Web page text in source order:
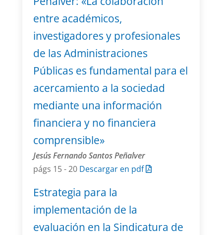
entre académicos,
investigadores y profesionales
de las Administraciones
Públicas es fundamental para el
acercamiento a la sociedad
mediante una información
financiera y no financiera
comprensible»
Jesús Fernando Santos Peñalver
págs 15 - 20 Descargar en pdf
Estrategia para la
implementación de la
evaluación en la Sindicatura de